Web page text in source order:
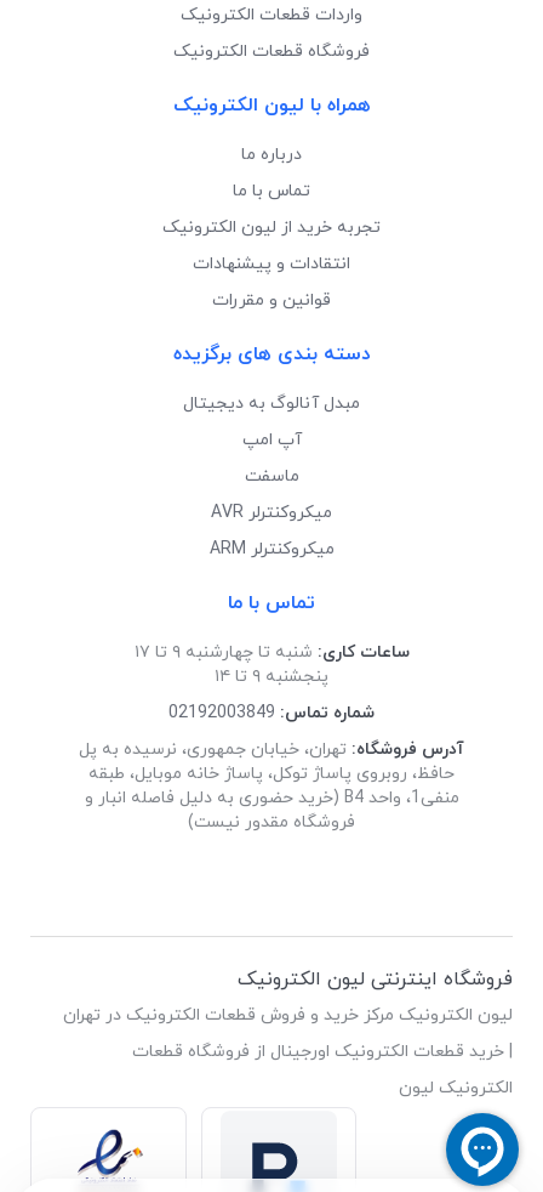
واردات قطعات الکترونیک
فروشگاه قطعات الکترونیک
همراه با لیون الکترونیک
درباره ما
تماس با ما
تجربه خرید از لیون الکترونیک
انتقادات و پیشنهادات
قوانین و مقررات
دسته بندی های برگزیده
مبدل آنالوگ به دیجیتال
آپ امپ
ماسفت
میکروکنترلر AVR
میکروکنترلر ARM
تماس با ما
ساعات کاری: شنبه تا چهارشنبه ۹ تا ۱۷
پنجشنبه ۹ تا ۱۴
شماره تماس: 02192003849
آدرس فروشگاه: تهران، خیابان جمهوری، نرسیده به پل
حافظ، روبروی پاساژ توکل، پاساژ خانه موبایل، طبقه
منفی1، واحد B4 (خرید حضوری به دلیل فاصله انبار و
فروشگاه مقدور نیست)
فروشگاه اینترنتی لیون الکترونیک
لیون الکترونیک مرکز خرید و فروش قطعات الکترونیک در تهران
| خرید قطعات الکترونیک اورجینال از فروشگاه قطعات
الکترونیک لیون